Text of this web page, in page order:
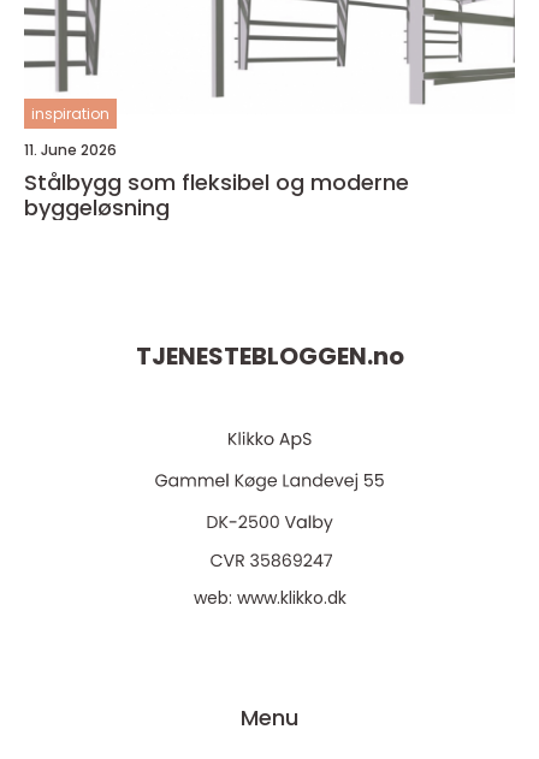
inspiration
11. June 2026
Stålbygg som fleksibel og moderne
byggeløsning
TJENESTEBLOGGEN.no
web: www.klikko.dk
Menu